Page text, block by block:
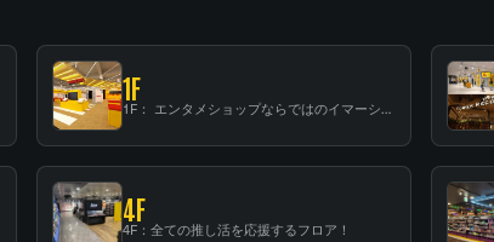
1F
1F： エンタメショップならではのイマーシブ空間
4F
4F：全ての推し活を応援するフロア！